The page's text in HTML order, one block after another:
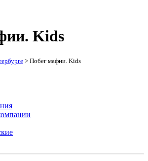
Kids
> Побег мафии. Kids